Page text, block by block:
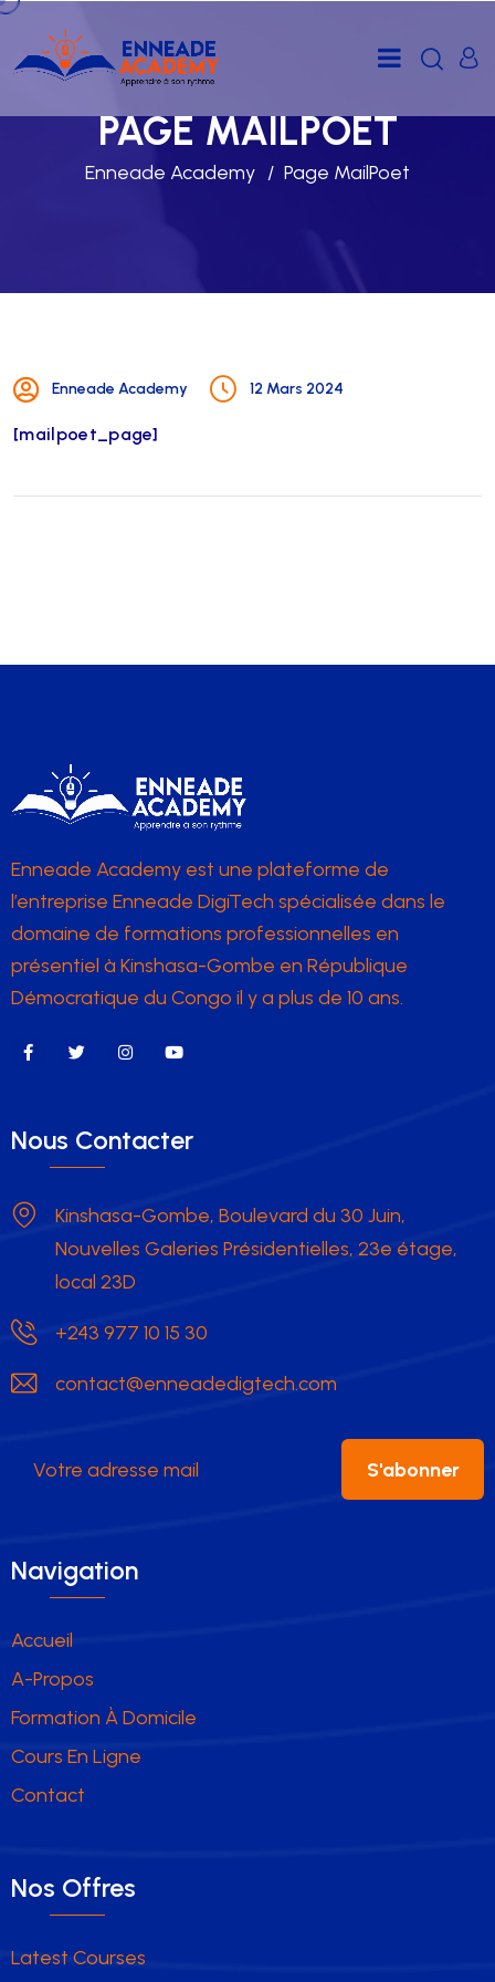
PAGE MAILPOET
Enneade Academy Page MailPoet
Enneade Academy 12 Mars 2024
[mailpoet_page]
Enneade Academy est une plateforme de
l’entreprise Enneade DigiTech spécialisée dans le
domaine de formations professionnelles en
présentiel à Kinshasa-Gombe en République
Démocratique du Congo il y a plus de 10 ans.
Nous Contacter
Kinshasa-Gombe, Boulevard du 30 Juin,
Nouvelles Galeries Présidentielles, 23e étage,
local 23D
+243 977 10 15 30
contact@enneadedigtech.com
S'abonner
Navigation
Accueil
A-Propos
Formation À Domicile
Cours En Ligne
Contact
Nos Offres
Latest Courses